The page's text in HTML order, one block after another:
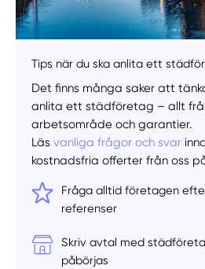
Tips när du ska anlita ett
Det finns många saker att
anlita ett städföretag – allt
arbetsområde och garantier.
Läsvanliga frågor och svar
kostnadsfria offerter från oss
Fråga alltid företagen
referenser
Skriv avtal med
påbörjas